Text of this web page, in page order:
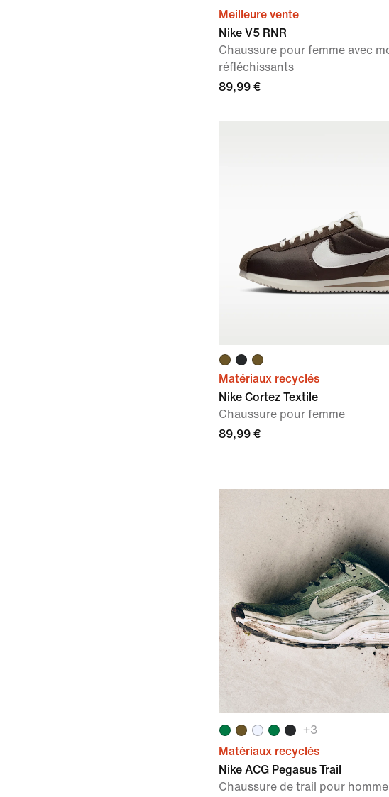
Meilleure vente
Nike V5 RNR
Chaussure pour femme avec
réfléchissants
89,99 €
Matériaux recyclés
Nike Cortez Textile
Chaussure pour femme
89,99 €
+3
Matériaux recyclés
Nike ACG Pegasus Trail
Chaussure de trail pour homme